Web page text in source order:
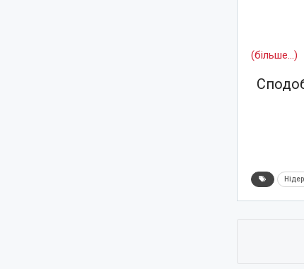
(більше…)